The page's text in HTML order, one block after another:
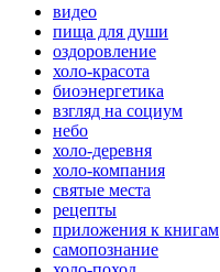
видео
пища для души
оздоровление
холо-красота
биоэнергетика
взгляд на социум
небо
холо-деревня
холо-компания
святые места
рецепты
приложения к книгам
самопознание